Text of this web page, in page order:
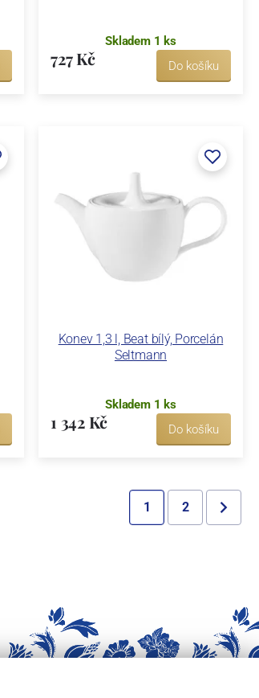
Skladem 1 ks
727 Kč Do košíku
Konev 1,3 l, Beat bílý, Porcelán
Seltmann
Skladem 1 ks
1 342 Kč Do košíku
1 2